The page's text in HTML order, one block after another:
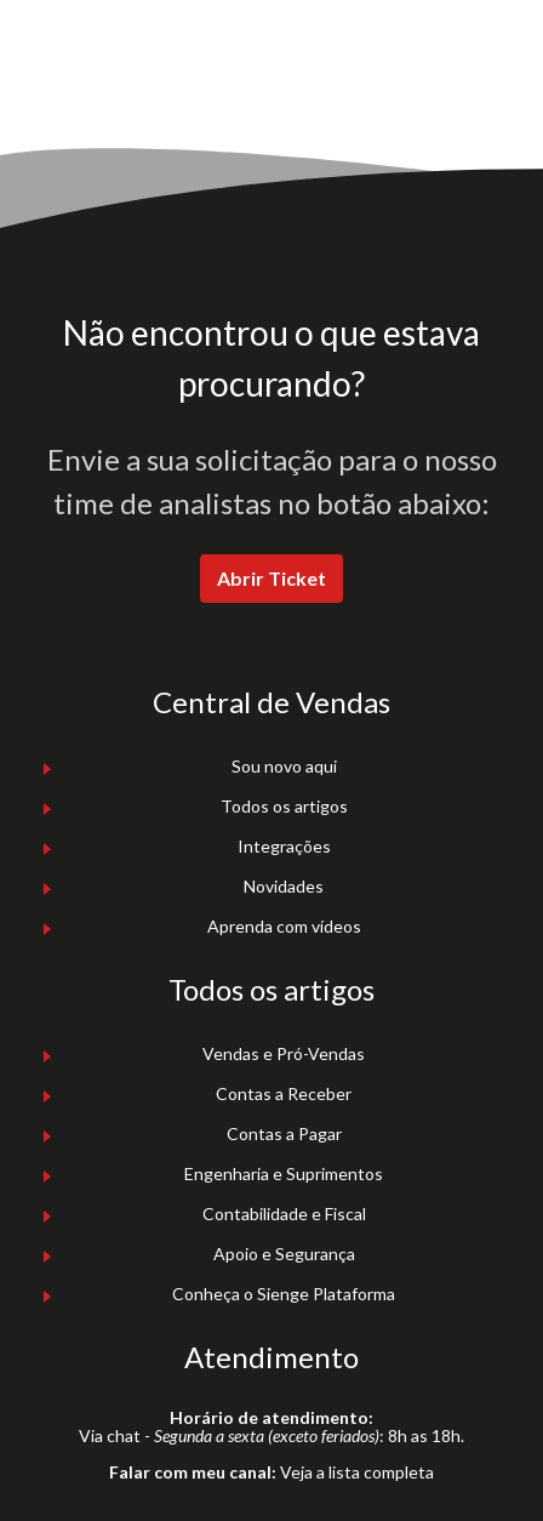
Não encontrou o que estava
procurando?
Envie a sua solicitação para o nosso
time de analistas no botão abaixo:
Abrir Ticket
Central de Vendas
Sou novo aqui
Todos os artigos
Integrações
Novidades
Aprenda com vídeos
Todos os artigos
Vendas e Pró-Vendas
Contas a Receber
Contas a Pagar
Engenharia e Suprimentos
Contabilidade e Fiscal
Apoio e Segurança
Conheça o Sienge Plataforma
Atendimento
Horário de atendimento:
Via chat - Segunda a sexta (exceto feriados): 8h as 18h.
Falar com meu canal: Veja a lista completa